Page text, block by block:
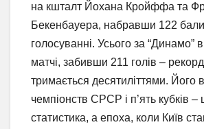
на кшталт Йохана Кройффа та
Бекенбауера, набравши 122
голосуванні. Усього за “Динамо”
матчі, забивши 211 голів –
тримається десятиліттями. Його
чемпіонств СРСР і п’ять кубків –
статистика, а епоха, коли Київ